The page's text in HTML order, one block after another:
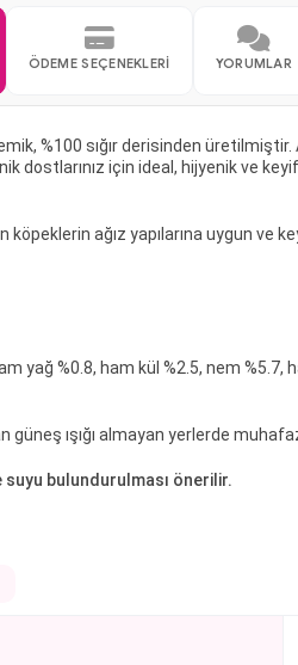
ÖDEME SEÇENEKLERI YORUMLAR
%100 sığır derisinden
dostlarınız için ideal, hijyenik ve
köpeklerin ağız yapılarına uygun
yağ %0.8, ham kül %2.5, nem %5.7,
güneş ışığı almayan yerlerde
suyu bulundurulması önerilir.